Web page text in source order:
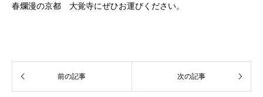
春爛漫の京都 大覚寺にぜひお運びください。